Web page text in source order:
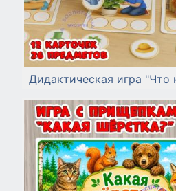
Дидактическая игра "Что